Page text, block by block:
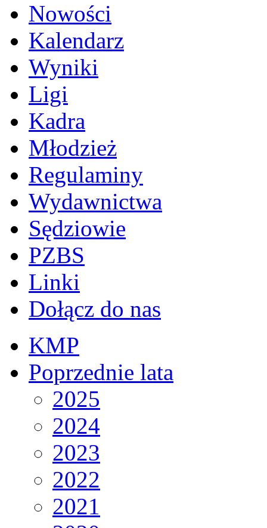
Nowości
Kalendarz
Wyniki
Ligi
Kadra
Młodzież
Regulaminy
Wydawnictwa
Sędziowie
PZBS
Linki
Dołącz do nas
KMP
Poprzednie lata
2025
2024
2023
2022
2021